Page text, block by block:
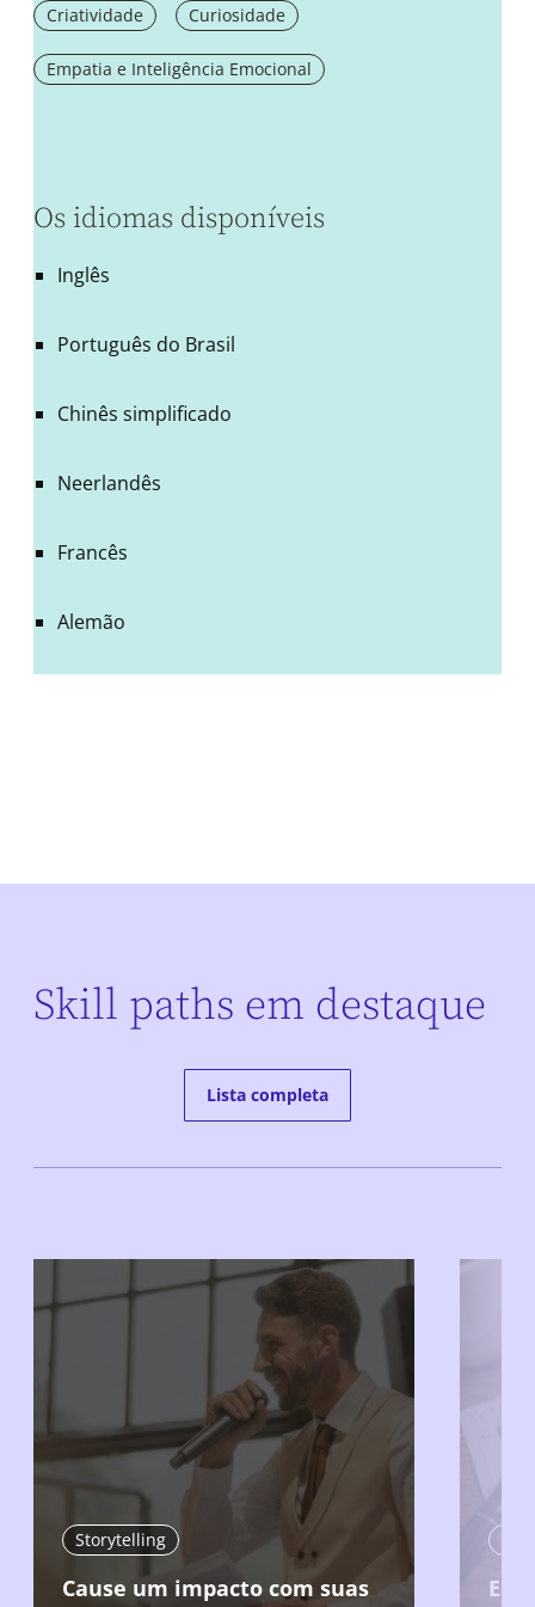
Criatividade Curiosidade
Empatia e Inteligência Emocional
Os idiomas disponíveis
Inglês
Português do Brasil
Chinês simplificado
Neerlandês
Francês
Alemão
Skill paths em destaque
Lista completa
Storytelling
Cause um impacto com suas